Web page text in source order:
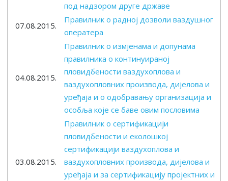
под надзором друге државе
07.08.2015.
Правилник о радној дозволи ваздушног
оператера
04.08.2015.
Правилник о измјенама и допунама
правилника о континуираној
пловидбености ваздухоплова и
ваздухопловних производа, дијелова и
уређаја и о одобравању организација и
особља које се баве овим пословима
03.08.2015.
Правилник о сертификацији
пловидбености и еколошкој
сертификацији ваздухоплова и
ваздухопловних производа, дијелова и
уређаја и за сертификацију пројектних и